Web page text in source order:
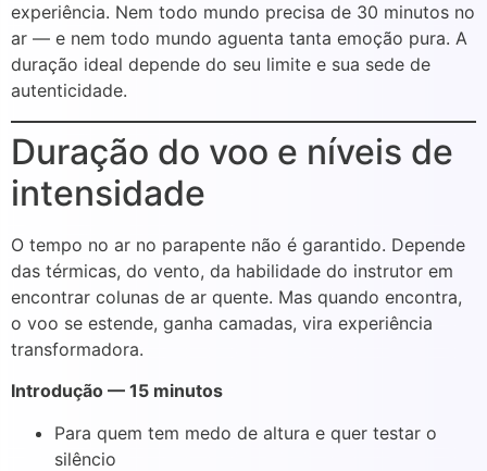
experiência. Nem todo mundo precisa de 30 minutos no
ar — e nem todo mundo aguenta tanta emoção pura. A
duração ideal depende do seu limite e sua sede de
autenticidade.
Duração do voo e níveis de
intensidade
O tempo no ar no parapente não é garantido. Depende
das térmicas, do vento, da habilidade do instrutor em
encontrar colunas de ar quente. Mas quando encontra,
o voo se estende, ganha camadas, vira experiência
transformadora.
Introdução — 15 minutos
Para quem tem medo de altura e quer testar o
silêncio